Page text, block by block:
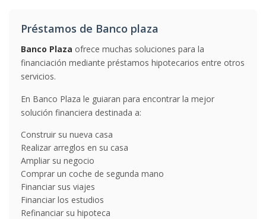
Préstamos de Banco plaza
Banco Plaza ofrece muchas soluciones para la
financiación mediante préstamos hipotecarios entre otros
servicios.
En Banco Plaza le guiaran para encontrar la mejor
solución financiera destinada a:
Construir su nueva casa
Realizar arreglos en su casa
Ampliar su negocio
Comprar un coche de segunda mano
Financiar sus viajes
Financiar los estudios
Refinanciar su hipoteca